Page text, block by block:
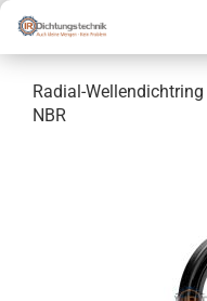
Radial-
NBR